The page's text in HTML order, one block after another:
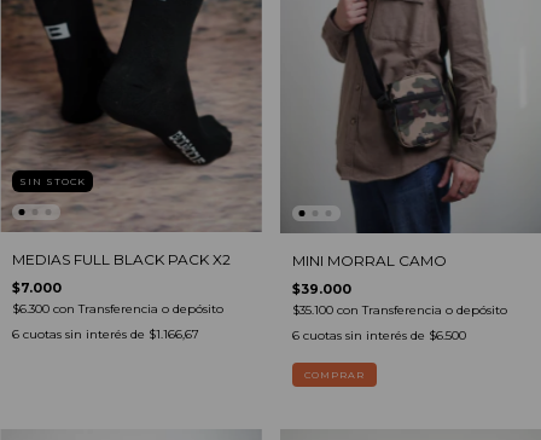
SIN STOCK
MEDIAS FULL BLACK PACK X2
$7.000
$6.300 con Transferencia o depósito
6 cuotas sin interés de $1.166,67
MINI MORRAL CAMO
$39.000
$35.100 con Transferencia o depósito
6 cuotas sin interés de $6.500
COMPRAR